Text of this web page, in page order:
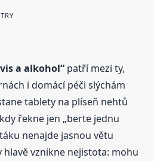
a alkohol“ patří mezi ty,
i domácí péči slýchám
tablety na plíseň nehtů
řekne jen „berte jednu
nenajde jasnou větu
hlavě vznikne nejistota: mohu